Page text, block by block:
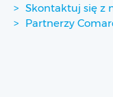
Skontaktuj się z
Partnerzy